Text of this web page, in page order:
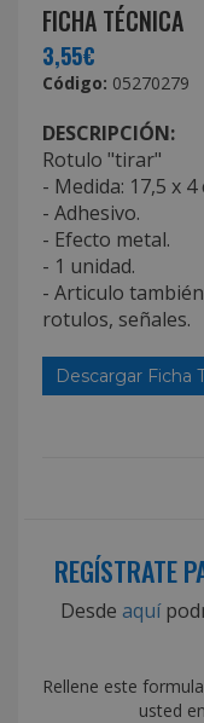
FICHA TÉCNICA
3,55€
Código: 05270279
DESCRIPCIÓN:
Rotulo "tirar"
- Medida: 17,5 x 4
- Adhesivo.
- Efecto metal.
- 1 unidad.
- Articulo
rotulos, señales.
Descargar Ficha
REGÍSTRATE
Desde aquí
Rellene este
usted